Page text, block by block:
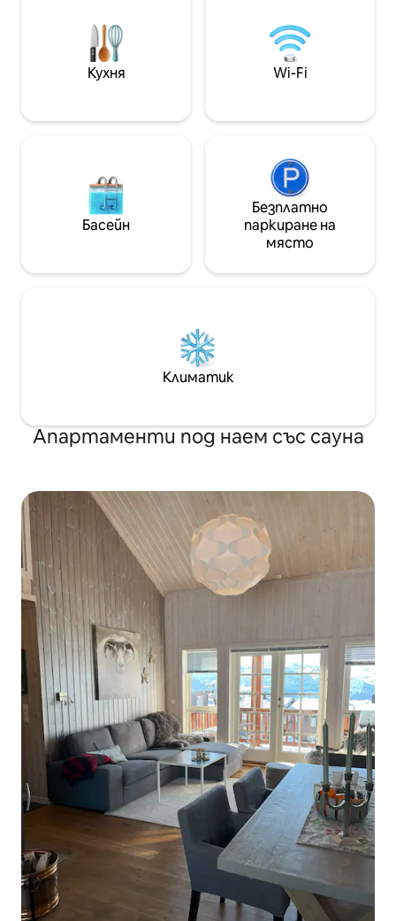
малко кътче за игра на втория етаж,
легло за пътуване в едната спалня и
висок стол в кухнята. Забележка: По
време на Великден (16 - 21 април, 25
под наем само за този период.
Кухня Wi-Fi
Басейн
Безплатно
паркиране на
място
Климатик
Апартаменти под наем със сауна